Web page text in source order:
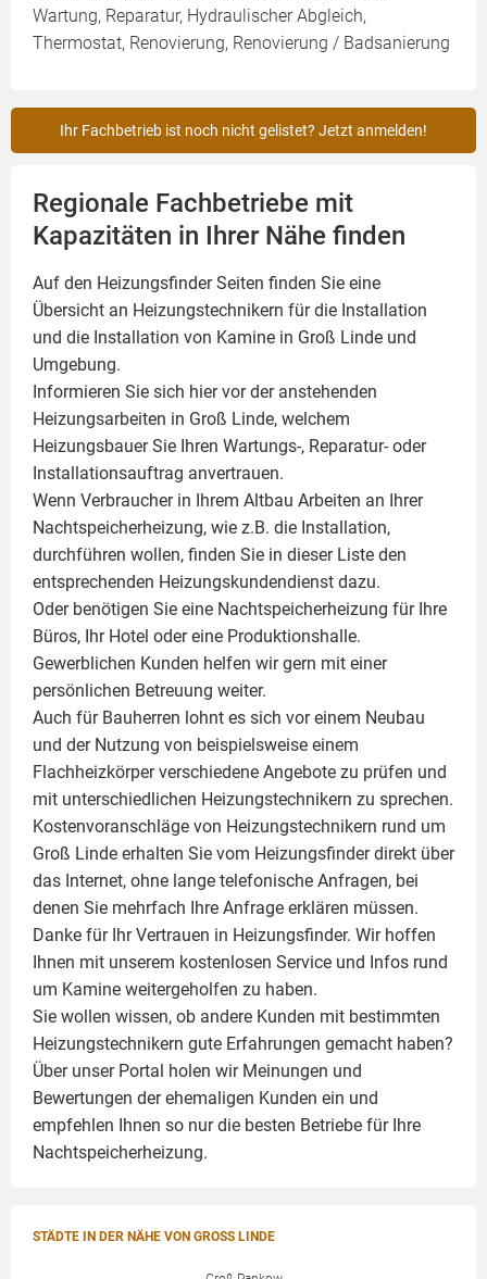
Wartung, Reparatur, Hydraulischer Abgleich,
Thermostat, Renovierung, Renovierung / Badsanierung
Ihr Fachbetrieb ist noch nicht gelistet? Jetzt anmelden!
Regionale Fachbetriebe mit
Kapazitäten in Ihrer Nähe finden
Auf den Heizungsfinder Seiten finden Sie eine
Übersicht an Heizungstechnikern für die Installation
und die Installation von Kamine in Groß Linde und
Umgebung.
Informieren Sie sich hier vor der anstehenden
Heizungsarbeiten in Groß Linde, welchem
Heizungsbauer Sie Ihren Wartungs-, Reparatur- oder
Installationsauftrag anvertrauen.
Wenn Verbraucher in Ihrem Altbau Arbeiten an Ihrer
Nachtspeicherheizung, wie z.B. die Installation,
durchführen wollen, finden Sie in dieser Liste den
entsprechenden Heizungskundendienst dazu.
Oder benötigen Sie eine Nachtspeicherheizung für Ihre
Büros, Ihr Hotel oder eine Produktionshalle.
Gewerblichen Kunden helfen wir gern mit einer
persönlichen Betreuung weiter.
Auch für Bauherren lohnt es sich vor einem Neubau
und der Nutzung von beispielsweise einem
Flachheizkörperverschiedene Angebote zu prüfen und
mit unterschiedlichen Heizungstechnikern zu sprechen.
Kostenvoranschläge von Heizungstechnikern rund um
Groß Linde erhalten Sie vom Heizungsfinder direkt über
das Internet, ohne lange telefonische Anfragen, bei
denen Sie mehrfach Ihre Anfrage erklären müssen.
Danke für Ihr Vertrauen in Heizungsfinder. Wir hoffen
Ihnen mit unserem kostenlosen Service und Infos rund
um Kamine weitergeholfen zu haben.
Sie wollen wissen, ob andere Kunden mit bestimmten
Heizungstechnikern gute Erfahrungen gemacht haben?
Über unser Portal holen wir Meinungen und
Bewertungen der ehemaligen Kunden ein und
empfehlen Ihnen so nur die besten Betriebe für Ihre
Nachtspeicherheizung.
STÄDTE IN DER NÄHE VON GROSS LINDE